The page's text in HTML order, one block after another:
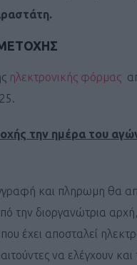
ηλεκτρονικής φόρμας
την ημέρα του
και πληρωμη θα
την διοργανώτρια
έχει αποσταλεί
να ελέγχουν